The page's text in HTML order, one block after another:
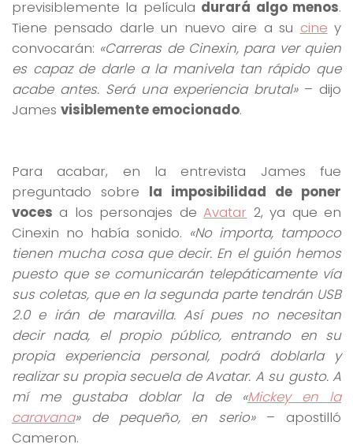
previsiblemente la película durará algo menos.
Tiene pensado darle un nuevo aire a su cine y
convocarán: «Carreras de Cinexin, para ver quien
es capaz de darle a la manivela tan rápido que
acabe antes. Será una experiencia brutal»– dijo
James visiblemente emocionado.
Para acabar, en la entrevista James fue
preguntado sobre la imposibilidad de poner
voces a los personajes deAvatar 2, ya que en
Cinexin no había sonido. «No importa, tampoco
tienen mucha cosa que decir. En el guión hemos
puesto que se comunicarán telepáticamente vía
sus coletas, que en la segunda parte tendrán USB
2.0 e irán de maravilla. Así pues no necesitan
decir nada, el propio público, entrando en su
propia experiencia personal, podrá doblarla y
realizar su propia secuela de Avatar. A su gusto. A
mí me gustaba doblar la de «Mickey en la
caravana» de pequeño, en serio»– apostilló
Cameron.